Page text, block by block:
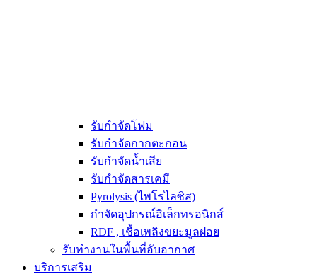
รับกำจัดโฟม
รับกำจัดกากตะกอน
รับกำจัดน้ำเสีย
รับกำจัดสารเคมี
Pyrolysis (ไพโรไลซิส)
กำจัดอุปกรณ์อิเล็กทรอนิกส์
RDF , เชื้อเพลิงขยะมูลฝอย
รับทำงานในพื้นที่อับอากาศ
บริการเสริม